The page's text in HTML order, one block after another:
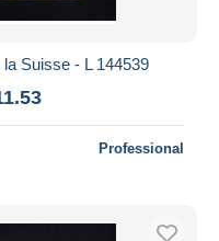
Suisse - L 144539
Professional